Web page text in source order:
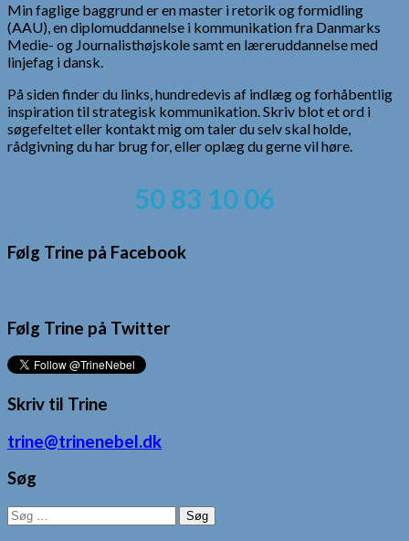
Min faglige baggrund er en master i retorik og formidling
(AAU), en diplomuddannelse i kommunikation fra Danmarks
Medie- og Journalisthøjskole samt en læreruddannelse med
linjefag i dansk.
På siden finder du links, hundredevis af indlæg og forhåbentlig
inspiration til strategisk kommunikation. Skriv blot et ord i
søgefeltet eller kontakt mig om taler du selv skal holde,
rådgivning du har brug for, eller oplæg du gerne vil høre.
50 83 10 06
Følg Trine på Facebook
Følg Trine på Twitter
Skriv til Trine
trine@trinenebel.dk
Søg
Søg
efter: